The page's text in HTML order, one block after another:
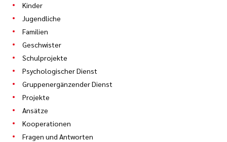
Kinder
Jugendliche
Familien
Geschwister
Schulprojekte
Psychologischer Dienst
Gruppenergänzender Dienst
Projekte
Ansätze
Kooperationen
Fragen und Antworten